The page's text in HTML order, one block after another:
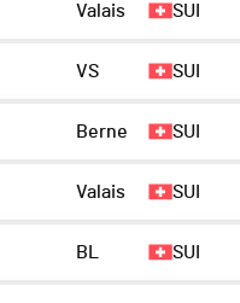
Valais SUI
VS SUI
Berne SUI
Valais SUI
BL SUI